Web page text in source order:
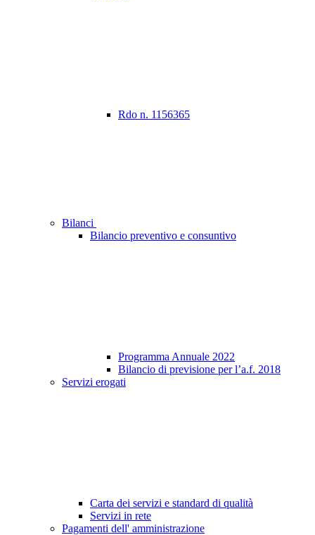
Rdo n. 1156365
Bilanci
Bilancio preventivo e consuntivo
Programma Annuale 2022
Bilancio di previsione per l’a.f. 2018
Servizi erogati
Carta dei servizi e standard di qualità
Servizi in rete
Pagamenti dell' amministrazione